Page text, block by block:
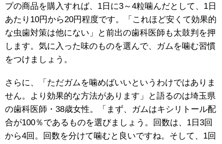
プの商品を購入すれば、1日に3～4粒噛んだとして、1日
あたり10円から20円程度です。「これほど安くて効果的
な虫歯対策は他にない」と前出の歯科医師も太鼓判を押
します。気に入った味のものを選んで、ガムを噛む習慣
をつけましょう。
さらに、「ただガムを噛めばいいというわけではありま
せん。より効果的な方法があります」と語るのは埼玉県
の歯科医師・38歳女性。「まず、ガムはキシリトール配
合が100％であるものを選びましょう。回数は、1日3回
から4回。回数を分けて噛むと良いですね。そして、1回